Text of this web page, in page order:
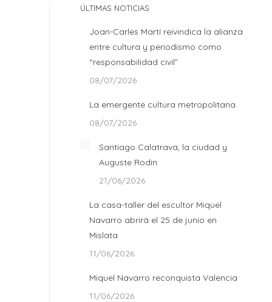
ÚLTIMAS NOTICIAS
Joan-Carles Martí reivindica la alianza
entre cultura y periodismo como
“responsabilidad civil”
08/07/2026
La emergente cultura metropolitana
08/07/2026
Santiago Calatrava, la ciudad y
Auguste Rodin
21/06/2026
La casa-taller del escultor Miquel
Navarro abrirá el 25 de junio en
Mislata
11/06/2026
Miquel Navarro reconquista Valencia
11/06/2026